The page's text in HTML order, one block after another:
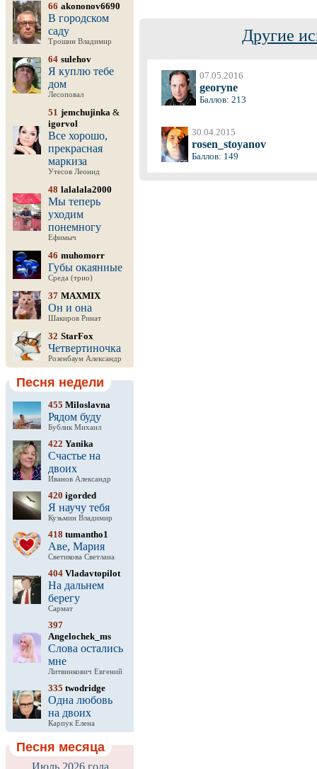
66 akononov6690
В городском
саду
Трошин Владимир
64 sulehov
Я куплю тебе
дом
Лесоповал
51 jemchujinka &
igorvol
Все хорошо,
прекрасная
маркиза
Утесов Леонид
48 lalalala2000
Мы теперь
уходим
понемногу
Ефимыч
46 muhomorr
Губы окаянные
Среда (трио)
37 MAXMIX
Он и она
Шакиров Ринат
32 StarFox
Четвертиночка
Розенбаум Александр
Песня недели
455 Miloslavna
Рядом буду
Бублик Михаил
422 Yanika
Счастье на
двоих
Иванов Александр
420 igorded
Я научу тебя
Кузьмин Владимир
418 tumantho1
Аве, Мария
Светикова Светлана
404 Vladavtopilot
На дальнем
берегу
Сармат
397
Angelochek_ms
Слова остались
мне
Литвинкович Евгений
335 twodridge
Одна любовь
на двоих
Карпук Елена
Песня месяца
Июль 2026 года
Другие
07.05.2016
georyne
Баллов: 213
30.04.2015
rosen_stoyanov
Баллов: 149